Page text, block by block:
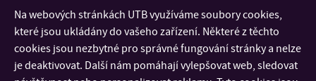
Na webových stránkách UTB využíváme soubory cookies,
které jsou ukládány do vašeho zařízení. Některé z těchto
cookies jsou nezbytné pro správné fungování stránky a nelze
je deaktivovat. Další nám pomáhají vylepšovat web, sledovat